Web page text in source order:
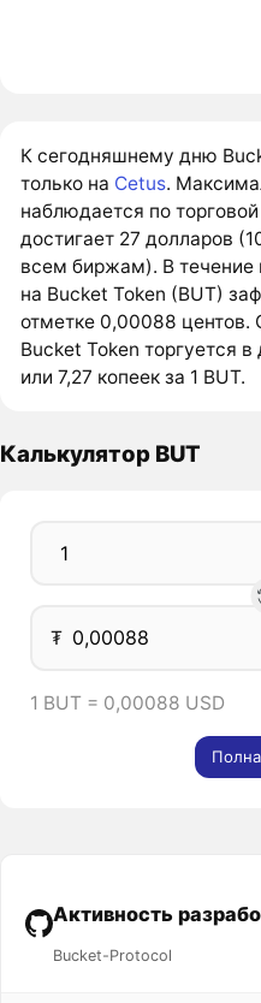
К сегодняшнему дню
только на Cetus.
наблюдается по
достигает 27 долларов
всем биржам). В
на Bucket Token (BUT)
отметке 0,00088 центов.
Bucket Token торгуется
или 7,27 копеек за 1 BUT.
Калькулятор BUT
₮
1 BUT = 0,00088 USD
Активность
Bucket-Protocol